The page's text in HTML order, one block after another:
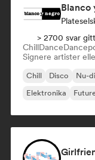
Blanco
> 2700 svar gitt
ChillDance
Signere artister
Chill Disco Nu-
Elektronika